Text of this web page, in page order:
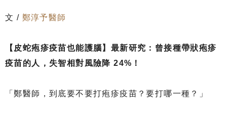
文 / 鄭淳予醫師
【皮蛇疱疹疫苗也能護腦】最新研究：曾接種帶狀疱疹
疫苗的人，失智相對風險降 24%！
「鄭醫師，到底要不要打疱疹疫苗？要打哪一種？」